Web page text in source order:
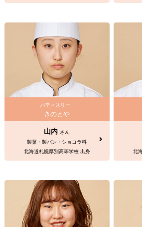
パティスリー
きのとや
山内 さん
製菓・製パン・ショコラ科
北海道札幌厚別高等学校 出身
北